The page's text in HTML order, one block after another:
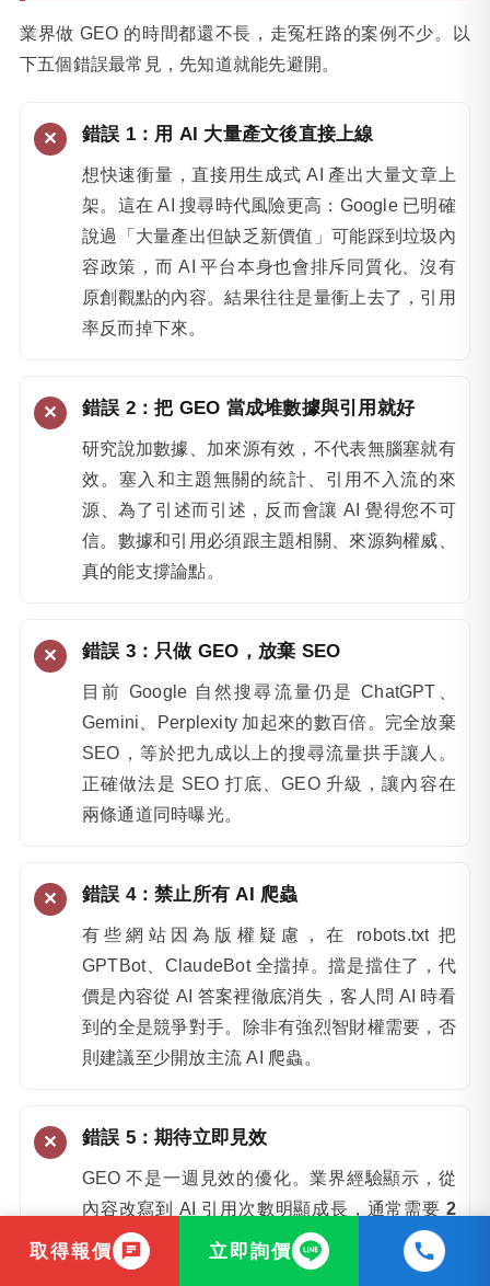
取得報價 立即詢價
業界做 GEO 的時間都還不長，走冤枉路的案例不少。以
下五個錯誤最常見，先知道就能先避開。
錯誤 1：用 AI 大量產文後直接上線
想快速衝量，直接用生成式 AI 產出大量文章上
架。這在 AI 搜尋時代風險更高：Google 已明確
說過「大量產出但缺乏新價值」可能踩到垃圾內
容政策，而 AI 平台本身也會排斥同質化、沒有
原創觀點的內容。結果往往是量衝上去了，引用
率反而掉下來。
錯誤 2：把 GEO 當成堆數據與引用就好
研究說加數據、加來源有效，不代表無腦塞就有
效。塞入和主題無關的統計、引用不入流的來
源、為了引述而引述，反而會讓 AI 覺得您不可
信。數據和引用必須跟主題相關、來源夠權威、
真的能支撐論點。
錯誤 3：只做 GEO，放棄 SEO
目前 Google 自然搜尋流量仍是 ChatGPT、
Gemini、Perplexity 加起來的數百倍。完全放棄
SEO，等於把九成以上的搜尋流量拱手讓人。
正確做法是 SEO 打底、GEO 升級，讓內容在
兩條通道同時曝光。
錯誤 4：禁止所有 AI 爬蟲
有些網站因為版權疑慮，在 robots.txt 把
GPTBot、ClaudeBot 全擋掉。擋是擋住了，代
價是內容從 AI 答案裡徹底消失，客人問 AI 時看
到的全是競爭對手。除非有強烈智財權需要，否
則建議至少開放主流 AI 爬蟲。
錯誤 5：期待立即見效
GEO 不是一週見效的優化。業界經驗顯示，從
內容改寫到 AI 引用次數明顯成長，通常需要 2
至 6 個月
的累積，因為 AI 模型訓練與索引更新
都有週期。把它當成持續經營的內容工程，而不